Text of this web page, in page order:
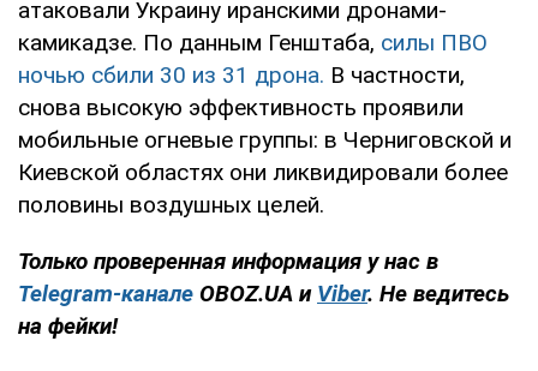
атаковали Украину иранскими дронами-
камикадзе. По данным Генштаба, силы ПВО
ночью сбили 30 из 31 дрона. В частности,
снова высокую эффективность проявили
мобильные огневые группы: в Черниговской и
Киевской областях они ликвидировали более
половины воздушных целей.
Только проверенная информация у нас в
Telegram-канале OBOZ.UA и Viber. Не ведитесь
на фейки!